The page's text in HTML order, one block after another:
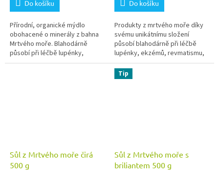
Do košíku
Přírodní, organické mýdlo
obohacené o minerály z bahna
Mrtvého moře. Blahodárně
působí při léčbě lupénky,
ekzémů, revmatismu, zánětů a
Do košíku
Produkty z mrtvého moře díky
svému unikátnímu složení
působí blahodárně při léčbě
lupénky, ekzémů, revmatismu,
akutních a chronických zánětech
či bolestech pohybového
aparátu....
Sůl z Mrtvého moře čirá
500 g
Tip
Sůl z Mrtvého moře s
briliantem 500 g